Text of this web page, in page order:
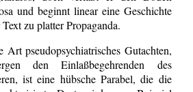
und beginnt linear eine Geschichte
zu platter Propaganda.
Art pseudopsychiatrisches Gutachten,
den Einlaßbegehrenden des
ist eine hübsche Parabel, die die